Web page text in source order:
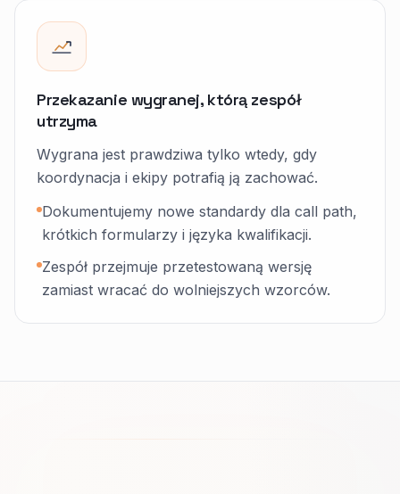
Przekazanie wygranej, którą zespół
utrzyma
Wygrana jest prawdziwa tylko wtedy, gdy
koordynacja i ekipy potrafią ją zachować.
Dokumentujemy nowe standardy dla call path,
krótkich formularzy i języka kwalifikacji.
Zespół przejmuje przetestowaną wersję
zamiast wracać do wolniejszych wzorców.